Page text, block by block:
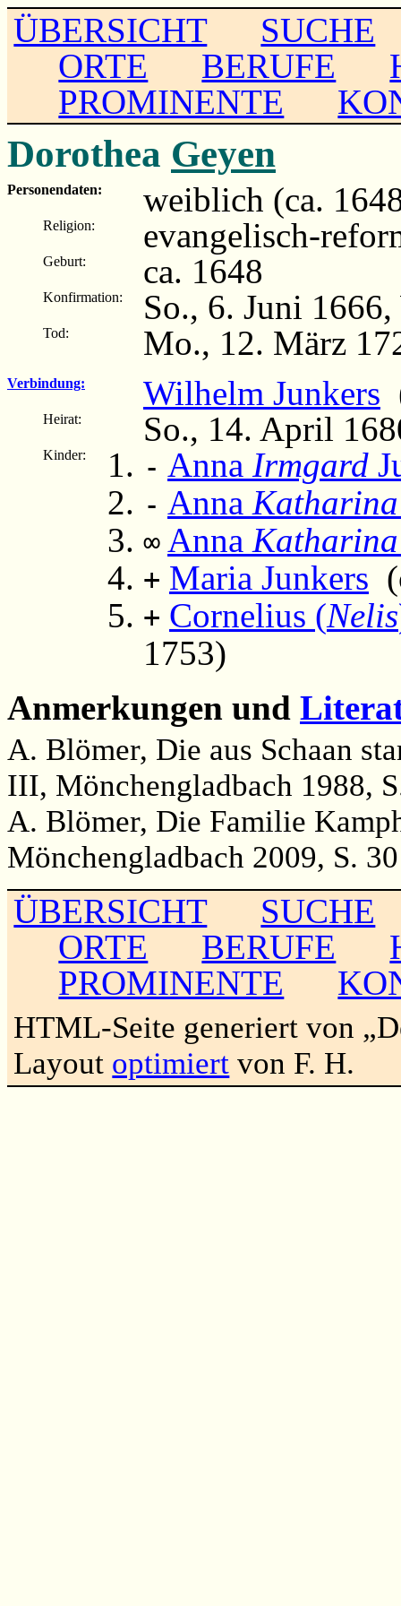
ÜBERSICHT
SUCHE
ORTE
BERUFE
PROMINENTE
Dorothea Geyen
Personendaten: weiblich (ca.
Religion: evangelisch-
Geburt: ca. 1648
Konfirmation: So., 6. Juni
Tod: Mo., 12. März
Verbindung: Wilhelm Junkers
Heirat: So., 14. April
Kinder: - Anna Irmgard
- Anna Katharina
∞ Anna Katharina
+ Maria Junkers
+ Cornelius (Nelis
1753)
Anmerkungen und
A. Blömer, Die aus Schaan
III, Mönchengladbach 1988,
A. Blömer, Die Familie
Mönchengladbach 2009, S. 30
ÜBERSICHT
SUCHE
ORTE
BERUFE
PROMINENTE
HTML-Seite generiert von
Layout optimiert von F. H.